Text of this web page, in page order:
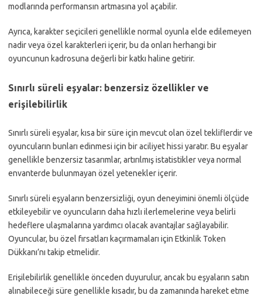
modlarında performansın artmasına yol açabilir.
Ayrıca, karakter seçicileri genellikle normal oyunla elde edilemeyen
nadir veya özel karakterleri içerir, bu da onları herhangi bir
oyuncunun kadrosuna değerli bir katkı haline getirir.
Sınırlı süreli eşyalar: benzersiz özellikler ve
erişilebilirlik
Sınırlı süreli eşyalar, kısa bir süre için mevcut olan özel tekliflerdir ve
oyuncuların bunları edinmesi için bir aciliyet hissi yaratır. Bu eşyalar
genellikle benzersiz tasarımlar, artırılmış istatistikler veya normal
envanterde bulunmayan özel yetenekler içerir.
Sınırlı süreli eşyaların benzersizliği, oyun deneyimini önemli ölçüde
etkileyebilir ve oyuncuların daha hızlı ilerlemelerine veya belirli
hedeflere ulaşmalarına yardımcı olacak avantajlar sağlayabilir.
Oyuncular, bu özel fırsatları kaçırmamaları için Etkinlik Token
Dükkanı’nı takip etmelidir.
Erişilebilirlik genellikle önceden duyurulur, ancak bu eşyaların satın
alınabileceği süre genellikle kısadır, bu da zamanında hareket etme